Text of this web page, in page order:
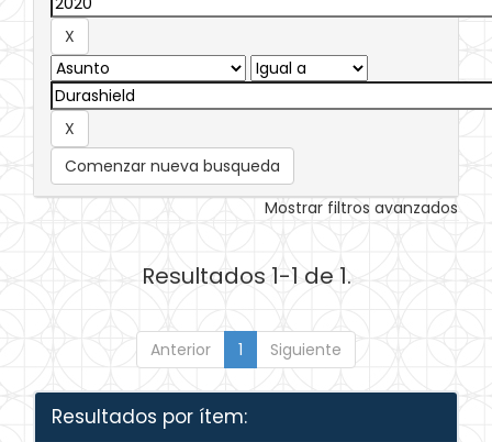
Comenzar nueva busqueda
Mostrar filtros avanzados
Resultados 1-1 de 1.
Anterior 1 Siguiente
Resultados por ítem: